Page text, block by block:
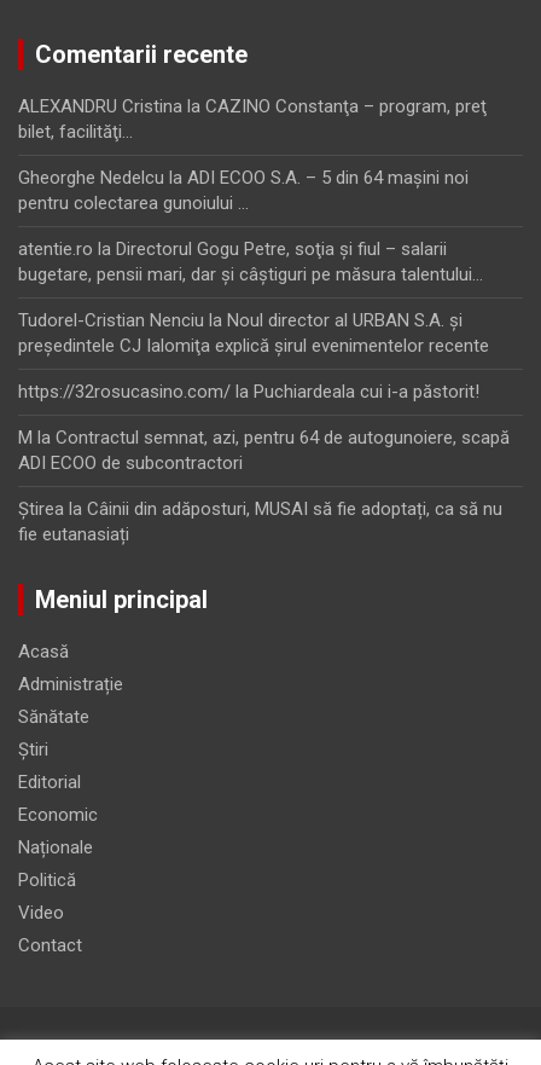
Comentarii recente
ALEXANDRU Cristina la CAZINO Constanţa – program, preţ
bilet, facilităţi…
Gheorghe Nedelcu la ADI ECOO S.A. – 5 din 64 maşini noi
pentru colectarea gunoiului …
atentie.ro la Directorul Gogu Petre, soţia şi fiul – salarii
bugetare, pensii mari, dar şi câştiguri pe măsura talentului…
Tudorel-Cristian Nenciu la Noul director al URBAN S.A. şi
preşedintele CJ Ialomiţa explică şirul evenimentelor recente
https://32rosucasino.com/ la Puchiardeala cui i-a păstorit!
M la Contractul semnat, azi, pentru 64 de autogunoiere, scapă
ADI ECOO de subcontractori
Ştirea la Câinii din adăposturi, MUSAI să fie adoptați, ca să nu
fie eutanasiați
Meniul principal
Acasă
Administrație
Sănătate
Știri
Editorial
Economic
Naționale
Politică
Video
Contact